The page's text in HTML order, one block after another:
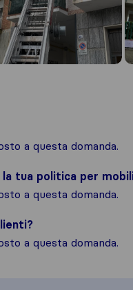
a questa domanda.
la tua politica per
a questa domanda.
a questa domanda.